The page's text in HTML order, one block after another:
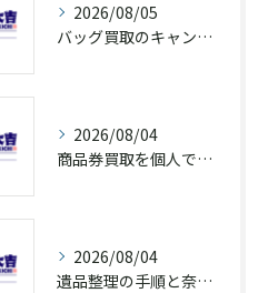
2026/08/05
バッグ買取のキャンペーンで奈良県橿原市でお得に売るための条件と注意点徹底ガイド
2026/08/04
商品券買取を個人で利用する際の奈良県橿原市で知っておきたい高換金ポイント
2026/08/04
遺品整理の手順と奈良県橿原市で無駄なく片付ける方法とごみ処分ポイント